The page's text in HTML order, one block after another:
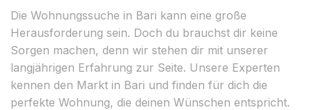
Die Wohnungssuche in Bari kann eine große
Herausforderung sein. Doch du brauchst dir keine
Sorgen machen, denn wir stehen dir mit unserer
langjährigen Erfahrung zur Seite. Unsere Experten
kennen den Markt in Bari und finden für dich die
perfekte Wohnung, die deinen Wünschen entspricht.